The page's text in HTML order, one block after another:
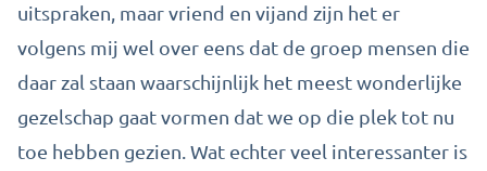
uitspraken, maar vriend en vijand zijn het er
volgens mij wel over eens dat de groep mensen die
daar zal staan waarschijnlijk het meest wonderlijke
gezelschap gaat vormen dat we op die plek tot nu
toe hebben gezien. Wat echter veel interessanter is